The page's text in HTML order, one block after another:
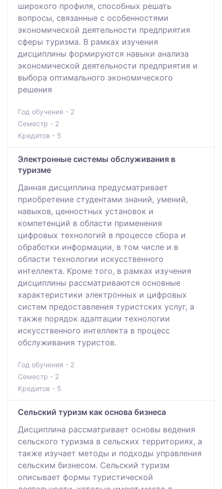
широкого профиля, способных решать
вопросы, связанные с особенностями
экономической деятельности предприятия
сферы туризма. В рамках изучения
дисциплины формируются навыки анализа
экономической деятельности предприятия и
выбора оптимального экономического
решения
Год обучения - 2
Семестр - 2
Кредитов - 5
Электронные системы обслуживания в
туризме
Данная дисциплина предусматривает
приобретение студентами знаний, умений,
навыков, ценностных установок и
компетенций в области применения
цифровых технологий в процессе сбора и
обработки информации, в том числе и в
области технологии искусственного
интеллекта. Кроме того, в рамках изучения
дисциплины рассматриваются основные
характеристики электронных и цифровых
систем предоставления туристских услуг, а
также порядок адаптации технологии
искусственного интеллекта в процесс
обслуживания туристов.
Год обучения - 2
Семестр - 2
Кредитов - 5
Сельский туризм как основа бизнеса
Дисциплина рассматривает основы ведения
сельского туризма в сельских территориях, а
также изучает методы и подходы управления
сельским бизнесом. Сельский туризм
описывает формы туристической